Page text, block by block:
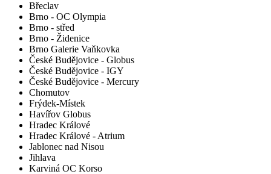
Břeclav
Brno - OC Olympia
Brno - střed
Brno - Židenice
Brno Galerie Vaňkovka
České Budějovice - Globus
České Budějovice - IGY
České Budějovice - Mercury
Chomutov
Frýdek-Místek
Havířov Globus
Hradec Králové
Hradec Králové - Atrium
Jablonec nad Nisou
Jihlava
Karviná OC Korso